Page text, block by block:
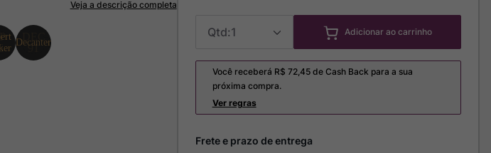
Veja a descrição completa
1 Adicionar ao carrinho
Você receberá R$ 72,45de Cash Back para a sua
próxima compra.
Ver regras